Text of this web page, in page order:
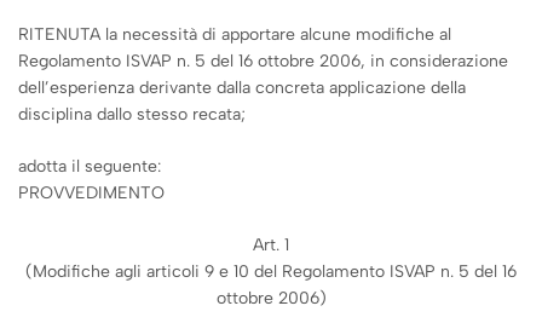
RITENUTA la necessità di apportare alcune modifiche al
Regolamento ISVAP n. 5 del 16 ottobre 2006, in considerazione
dell’esperienza derivante dalla concreta applicazione della
disciplina dallo stesso recata;
adotta il seguente:
PROVVEDIMENTO
Art. 1
(Modifiche agli articoli 9 e 10 del Regolamento ISVAP n. 5 del 16
ottobre 2006)